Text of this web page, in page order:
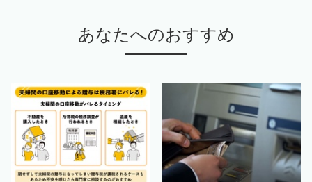
あなたへのおすすめ